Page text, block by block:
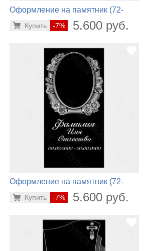
Оформление на памятник (72-
-7% 5.600 руб.
Купить
Оформление на памятник (72-
-7% 5.600 руб.
Купить